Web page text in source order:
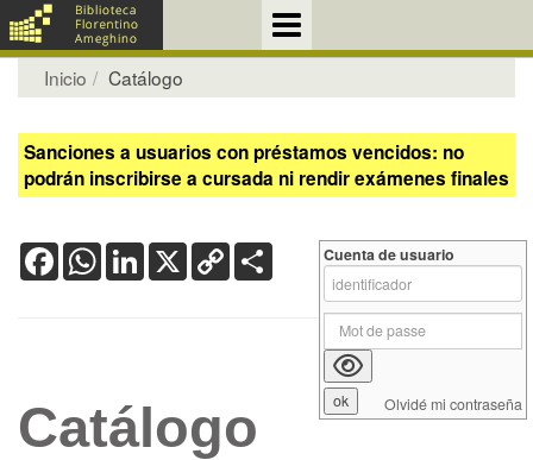
Inicio Catálogo
Sanciones a usuarios con préstamos vencidos: no
podrán inscribirse a cursada ni rendir exámenes finales
FacebookWhatsApp
LinkedIn
X Copy
Link
Catálogo
Cuenta de usuario
Olvidé mi contraseña